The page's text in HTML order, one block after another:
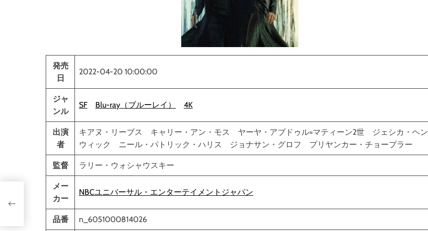
発売
日
2022-04-20 10:00:00
ジャ
ンル
SF Blu-ray（ブルーレイ） 4K
出演
者
キアヌ・リーブス キャリー・アン・モス ヤーヤ・アブドゥル=マティーン2世 ジェシカ・ヘン
ウィック ニール・パトリック・ハリス ジョナサン・グロフ プリヤンカー・チョープラー
監督 ラリー・ウォシャウスキー
メー
カー
NBCユニバーサル・エンターテイメントジャパン
品番 n_6051000814026